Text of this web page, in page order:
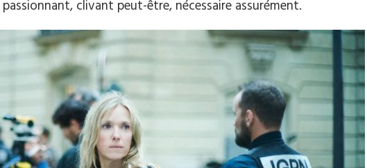
clivant peut-être, nécessaire assurément.